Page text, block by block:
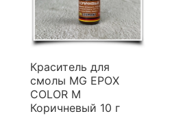
Краситель для
смолы MG EPOX
COLOR M
Коричневый 10 г